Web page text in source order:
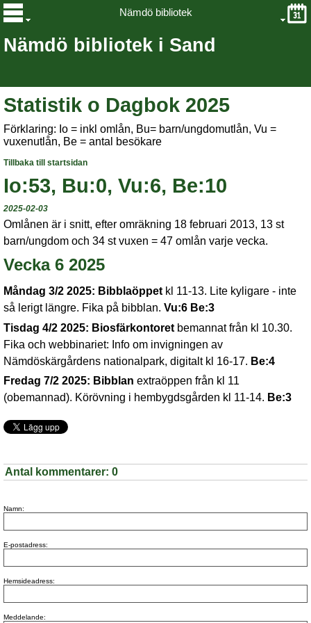
Nämdö bibliotek i Sand
Nämdö bibliotek
Statistik o Dagbok 2025
Förklaring: Io = inkl omlån, Bu= barn/ungdomutlån, Vu =
vuxenutlån, Be = antal besökare
Tillbaka till startsidan
Io:53, Bu:0, Vu:6, Be:10
2025-02-03
Omlånen är i snitt, efter omräkning 18 februari 2013, 13 st
barn/ungdom och 34 st vuxen = 47 omlån varje vecka.
Vecka 6 2025
Måndag 3/2 2025: Bibblaöppet kl 11-13. Lite kyligare - inte
så lerigt längre. Fika på bibblan. Vu:6 Be:3
Tisdag 4/2 2025: Biosfärkontoret bemannat från kl 10.30.
Fika och webbinariet: Info om invigningen av
Nämdöskärgårdens nationalpark, digitalt kl 16-17. Be:4
Fredag 7/2 2025: Bibblan extraöppen från kl 11
(obemannad). Körövning i hembygdsgården kl 11-14. Be:3
Antal kommentarer: 0
Namn:
E-postadress:
Hemsideadress:
Meddelande: